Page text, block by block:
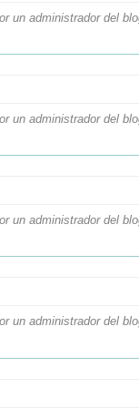
un administrador del
un administrador del
un administrador del
un administrador del